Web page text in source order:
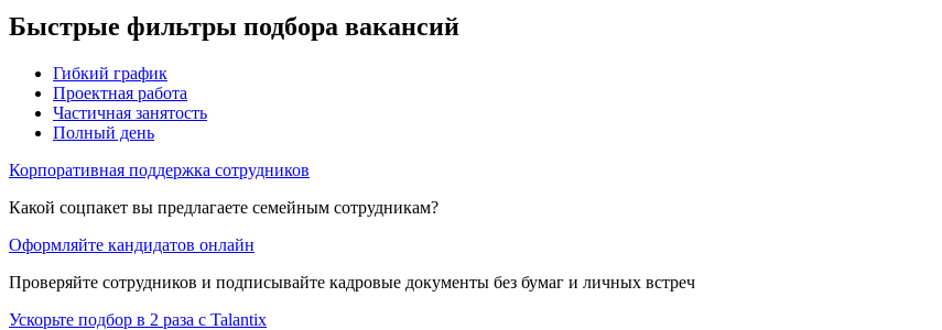
Быстрые фильтры подбора вакансий
Гибкий график
Проектная работа
Частичная занятость
Полный день
Корпоративная поддержка сотрудников
Какой соцпакет вы предлагаете семейным сотрудникам?
Оформляйте кандидатов онлайн
Проверяйте сотрудников и подписывайте кадровые документы без бумаг и личных встреч
Ускорьте подбор в 2 раза с Talantix